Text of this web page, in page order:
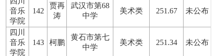
音乐
学院
142
贾再
涛
武汉市第68
中学
美术类 251.67 未公布
四川
音乐
学院
143 柯鹏
黄石市第七
中学
美术类 251.34 未公布